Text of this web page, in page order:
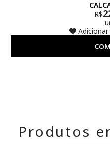
R$
Adicionar
Produtos